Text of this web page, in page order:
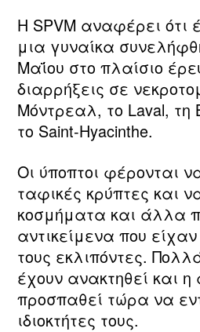
Η SPVM αναφέρει ότι
μια γυναίκα
Μαΐου στο πλαίσιο
διαρρήξεις σε
Μόντρεαλ, το Laval, τη
το Saint‑Hyacinthe.
Οι ύποπτοι φέρονται
ταφικές κρύπτες και
κοσμήματα και άλλα
αντικείμενα που
τους εκλιπόντες.
έχουν ανακτηθεί και η
προσπαθεί τώρα να
ιδιοκτήτες τους.